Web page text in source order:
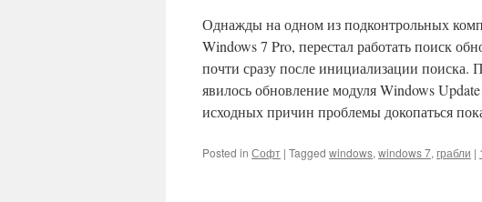
Однажды на одном из подконтрольных
Windows 7 Pro, перестал работать поиск
почти сразу после инициализации поиска.
явилось обновление модуля Windows
исходных причин проблемы докопаться
Posted in Софт | Tagged windows, windows 7, грабли |